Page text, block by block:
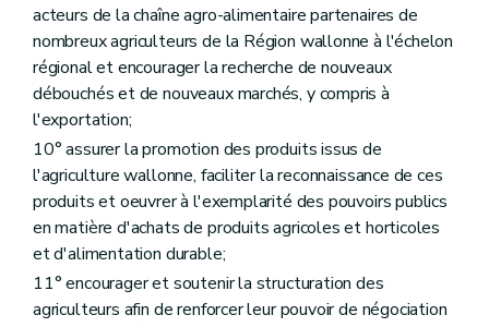
Art. D97
Section 2 La formation
Art. D98
Art. D99
Art. D100
Art. D101
Art. D102
Art. D103
Art. D104
Section 3 Les centres de formation
Art. D105
Art. D106
Section 4
Les subventions des centres de formation
Art. D107
Art. D108
acteurs de la chaîne agro-alimentaire partenaires de
nombreux agriculteurs de la Région wallonne à l'échelon
régional et encourager la recherche de nouveaux
débouchés et de nouveaux marchés, y compris à
l'exportation;
10° assurer la promotion des produits issus de
l'agriculture wallonne, faciliter la reconnaissance de ces
produits et oeuvrer à l'exemplarité des pouvoirs publics
en matière d'achats de produits agricoles et horticoles
et d'alimentation durable;
11° encourager et soutenir la structuration des
agriculteurs afin de renforcer leur pouvoir de négociation